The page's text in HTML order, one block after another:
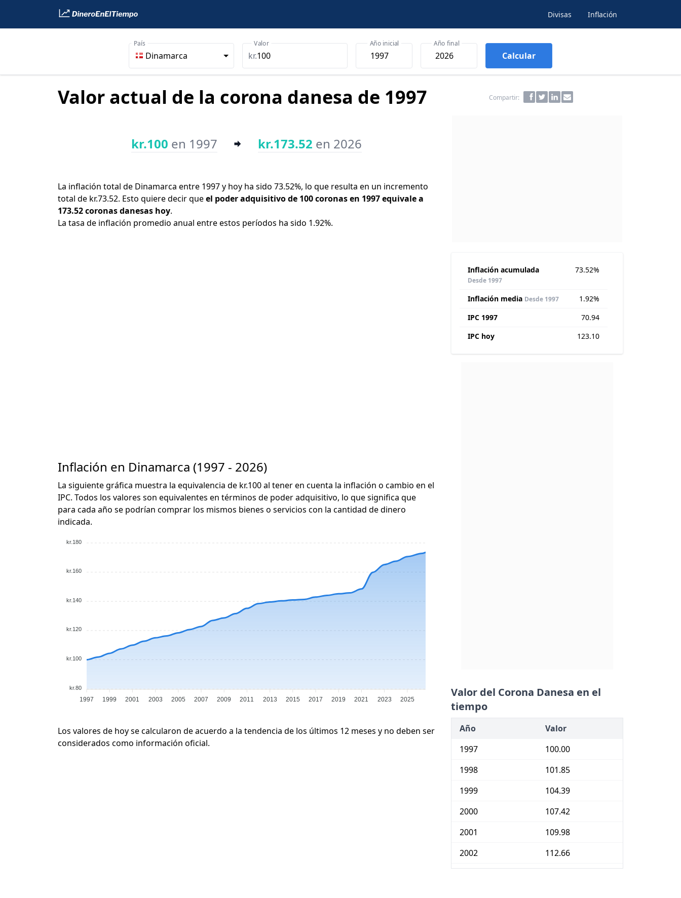
Divisas Inflación
Dinamarca
País
kr.
Valor Año inicial Año final
Calcular
Valor actual de la corona danesa de 1997 Compartir:
kr.100 en 1997 kr.173.52 en 2026
La inflación total de Dinamarca entre 1997 y hoy ha sido 73.52%, lo que resulta en un incremento
total de kr.73.52. Esto quiere decir queel poder adquisitivo de 100 coronas en 1997 equivale a
173.52 coronas danesas hoy.
La tasa de inflación promedio anual entre estos períodos ha sido 1.92%.
Inflación en Dinamarca (1997 - 2026)
La siguiente gráfica muestra la equivalencia de kr.100 al tener en cuenta la inflación o cambio en el
IPC. Todos los valores son equivalentes en términos de poder adquisitivo, lo que significa que
para cada año se podrían comprar los mismos bienes o servicios con la cantidad de dinero
indicada.
kr.180
kr.160
kr.140
kr.120
kr.100
kr.80
1997 1999 2001 2003 2005 2007 2009 2011 2013 2015 2017 2019 2021 2023 2025
Los valores de hoy se calcularon de acuerdo a la tendencia de los últimos 12 meses y no deben ser
considerados como información oficial.
Inflación acumulada
Desde 1997
73.52%
Inflación media Desde 1997
1.92%
IPC 1997
70.94
IPC hoy
123.10
Valor del Corona Danesa en el
tiempo
Año
Valor
1997
100.00
1998
101.85
1999
104.39
2000
107.42
2001
109.98
2002
112.66